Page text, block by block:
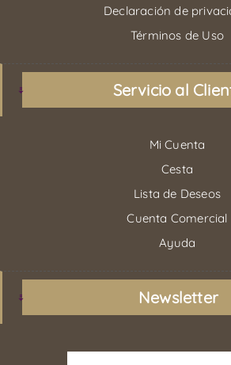
Declaración de
Términos de Uso
Servicio al
Mi Cuenta
Cesta
Lista de Deseos
Cuenta Comercial
Ayuda
Newsletter